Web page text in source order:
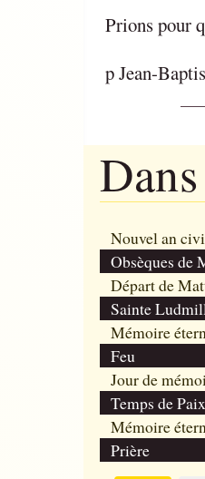
Prions pour
p Jean-
Nouvel an
Obsèques de
Départ de
Sainte
Mémoire
Feu
Jour de
Temps de Paix
Mémoire
Prière